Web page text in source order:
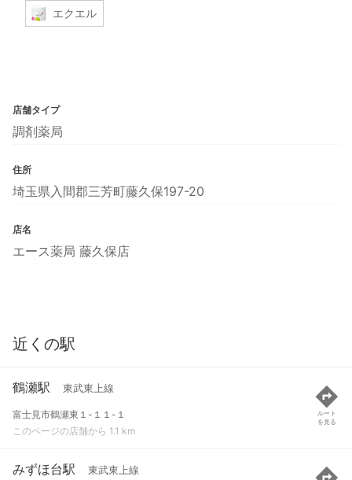
エクエル
店舗タイプ
調剤薬局
住所
埼玉県入間郡三芳町藤久保197-20
店名
エース薬局 藤久保店
近くの駅
鶴瀬駅 東武東上線
富士見市鶴瀬東１-１１-１
このページの店舗から 1.1 km
ルート
を見る
みずほ台駅 東武東上線